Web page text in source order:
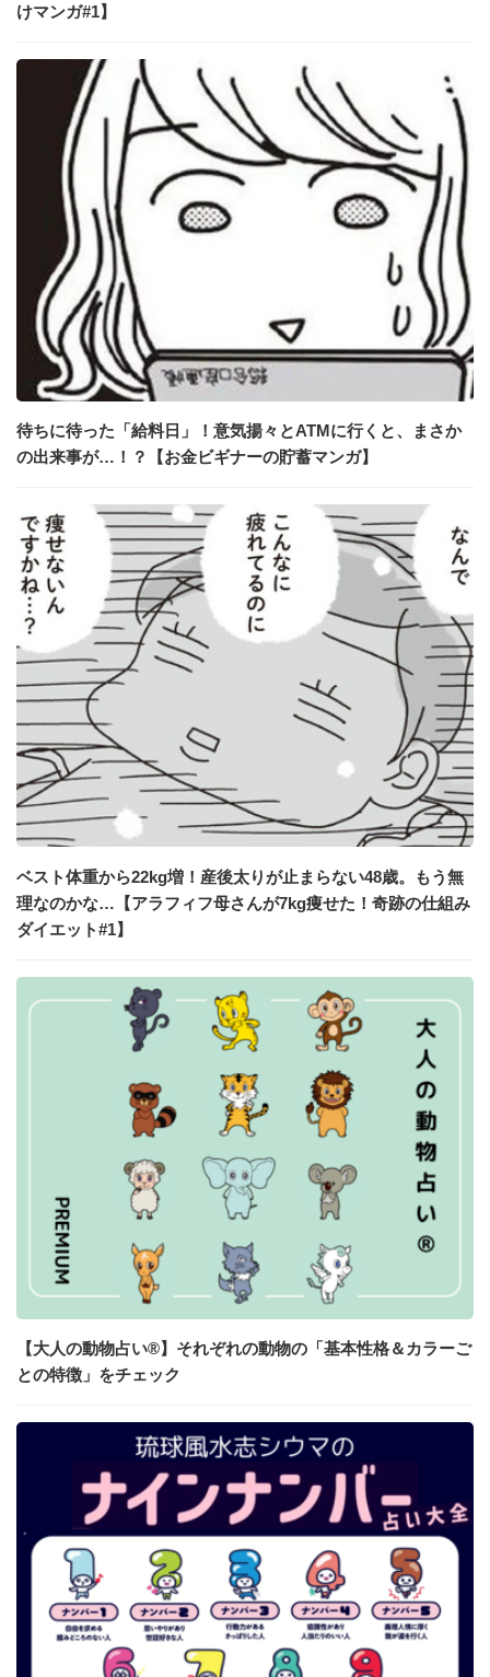
けマンガ#1】
待ちに待った「給料日」！意気揚々とATMに行くと、まさか
の出来事が…！？【お金ビギナーの貯蓄マンガ】
ベスト体重から22kg増！産後太りが止まらない48歳。もう無
理なのかな…【アラフィフ母さんが7kg痩せた！奇跡の仕組み
ダイエット#1】
【大人の動物占い®】それぞれの動物の「基本性格＆カラーご
との特徴」をチェック